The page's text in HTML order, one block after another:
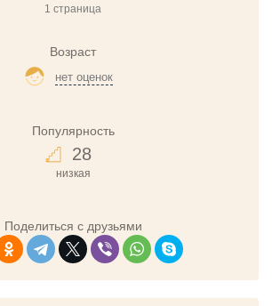
1 страница
Возраст
нет оценок
Популярность
28
низкая
Поделиться с друзьями